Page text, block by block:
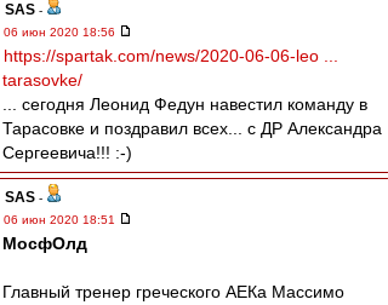
SAS -
06 июн 2020 18:56
https://spartak.com/news/2020-06-06-leo ...
tarasovke/
... сегодня Леонид Федун навестил команду в
Тарасовке и поздравил всех... с ДР Александра
Сергеевича!!! :-)
SAS -
06 июн 2020 18:51
МосфОлд
Главный тренер греческого АЕКа Массимо